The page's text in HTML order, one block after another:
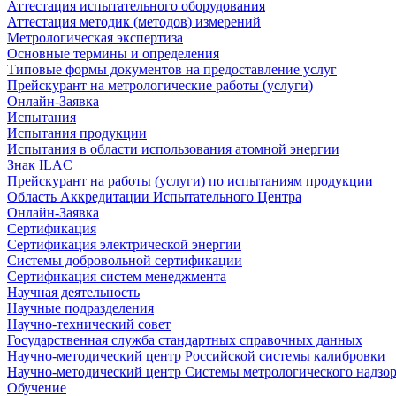
Аттестация испытательного оборудования
Аттестация методик (методов) измерений
Метрологическая экспертиза
Основные термины и определения
Типовые формы документов на предоставление услуг
Прейскурант на метрологические работы (услуги)
Онлайн-Заявка
Испытания
Испытания продукции
Испытания в области использования атомной энергии
Знак ILAC
Прейскурант на работы (услуги) по испытаниям продукции
Область Аккредитации Испытательного Центра
Онлайн-Заявка
Сертификация
Сертификация электрической энергии
Системы добровольной сертификации
Сертификация систем менеджмента
Научная деятельность
Научные подразделения
Научно-технический совет
Государственная служба стандартных справочных данных
Научно-методический центр Российской системы калибровки
Научно-методический центр Системы метрологического
Обучение